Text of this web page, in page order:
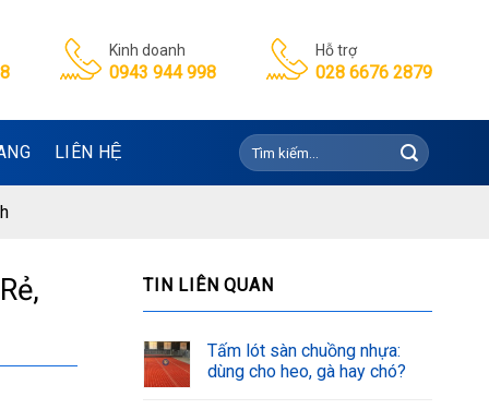
Kinh doanh
0943 944 998
Hỗ trợ
028 6676 2879
LIÊN HỆ
Tìm
kiếm:
TIN LIÊN QUAN
Tấm lót sàn chuồng nhựa:
dùng cho heo, gà hay chó?